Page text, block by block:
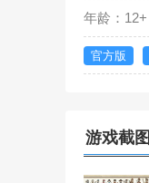
年龄：12+
官方版
游戏截图